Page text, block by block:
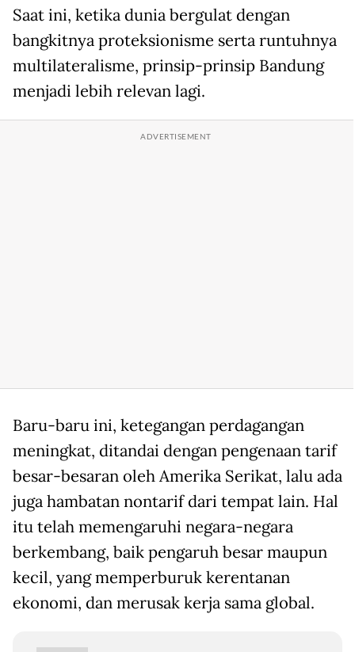
Saat ini, ketika dunia bergulat dengan
bangkitnya proteksionisme serta runtuhnya
multilateralisme, prinsip-prinsip Bandung
menjadi lebih relevan lagi.
Baru-baru ini, ketegangan perdagangan
meningkat, ditandai dengan pengenaan tarif
besar-besaran oleh Amerika Serikat, lalu ada
juga hambatan nontarif dari tempat lain. Hal
itu telah memengaruhi negara-negara
berkembang, baik pengaruh besar maupun
kecil, yang memperburuk kerentanan
ekonomi, dan merusak kerja sama global.